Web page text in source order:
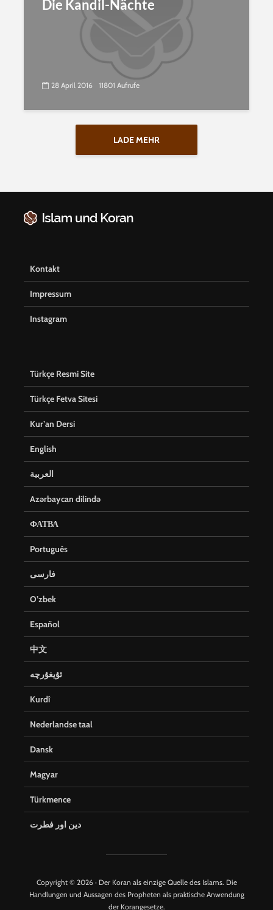
Die Kandil-Nächte
28 April 2016 11801 Aufrufe
LADE MEHR
Kontakt
Impressum
Instagram
Türkçe Resmi Site
Türkçe Fetva Sitesi
Kur’an Dersi
English
العربية
Azərbaycan dilində
ФАТВА
Português
فارسی
O’zbek
Español
中文
ئۇيغۇرچە
Kurdî
Nederlandse taal
Dansk
Magyar
Türkmence
دین اور فطرت
Copyright © 2026 · Der Koran als einzige Quelle des Islams. Die
Handlungen und Aussagen des Propheten als praktische Anwendung
der Korangesetze.